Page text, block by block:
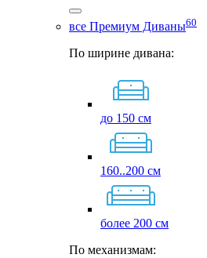
все Премиум Диваны60
По ширине дивана:
до 150 см
160..200 см
более 200 см
По механизмам: